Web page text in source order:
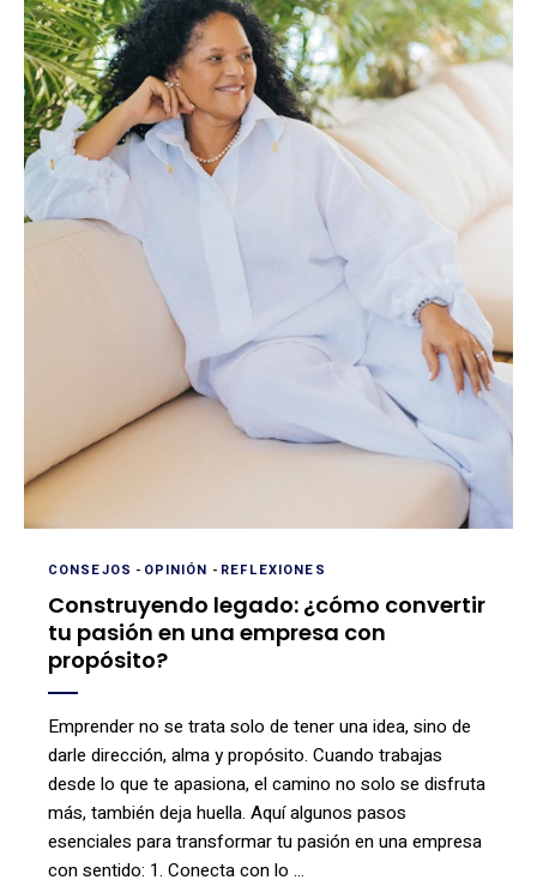
CONSEJOS - OPINIÓN - REFLEXIONES
Construyendo legado: ¿cómo convertir
tu pasión en una empresa con
propósito?
Emprender no se trata solo de tener una idea, sino de
darle dirección, alma y propósito. Cuando trabajas
desde lo que te apasiona, el camino no solo se disfruta
más, también deja huella. Aquí algunos pasos
esenciales para transformar tu pasión en una empresa
con sentido: 1. Conecta con lo …